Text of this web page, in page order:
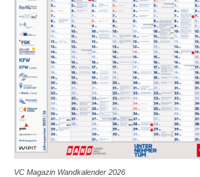
VC Magazin Wandkalender 2026